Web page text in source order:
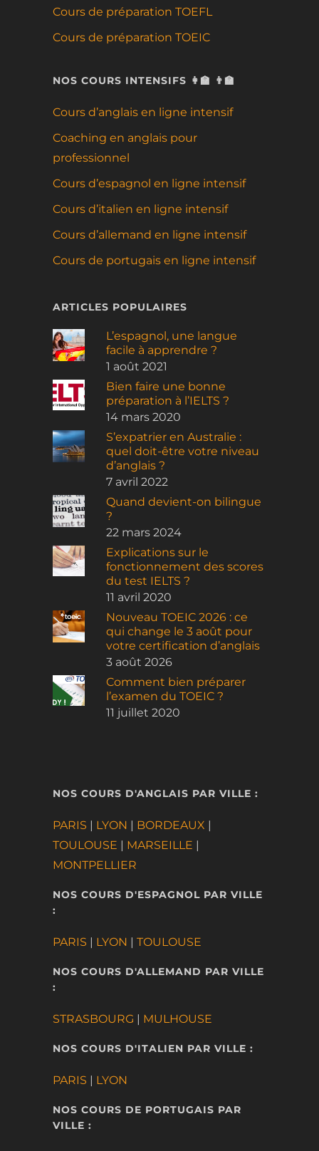
Cours de préparation TOEFL
Cours de préparation TOEIC
NOS COURS INTENSIFS 👩‍🏫 👨‍🏫
Cours d’anglais en ligne intensif
Coaching en anglais pour
professionnel
Cours d’espagnol en ligne intensif
Cours d’italien en ligne intensif
Cours d’allemand en ligne intensif
Cours de portugais en ligne intensif
ARTICLES POPULAIRES
L’espagnol, une langue
facile à apprendre ?
1 août 2021
Bien faire une bonne
préparation à l’IELTS ?
14 mars 2020
S’expatrier en Australie :
quel doit-être votre niveau
d’anglais ?
7 avril 2022
Quand devient-on bilingue
?
22 mars 2024
Explications sur le
fonctionnement des scores
du test IELTS ?
11 avril 2020
Nouveau TOEIC 2026 : ce
qui change le 3 août pour
votre certification d’anglais
3 août 2026
Comment bien préparer
l’examen du TOEIC ?
11 juillet 2020
NOS COURS D'ANGLAIS PAR VILLE :
PARIS | LYON | BORDEAUX |
TOULOUSE | MARSEILLE |
MONTPELLIER
NOS COURS D'ESPAGNOL PAR VILLE
:
PARIS | LYON | TOULOUSE
NOS COURS D'ALLEMAND PAR VILLE
:
STRASBOURG | MULHOUSE
NOS COURS D'ITALIEN PAR VILLE :
PARIS | LYON
NOS COURS DE PORTUGAIS PAR
VILLE :